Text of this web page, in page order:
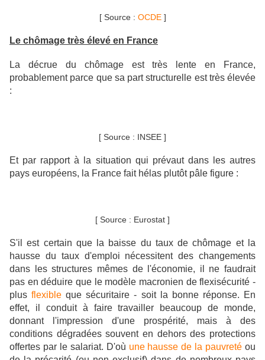
[ Source : OCDE ]
Le chômage très élevé en France
La décrue du chômage est très lente en France,
probablement parce que sa part structurelle est très élevée
:
[ Source : INSEE ]
Et par rapport à la situation qui prévaut dans les autres
pays européens, la France fait hélas plutôt pâle figure :
[ Source : Eurostat ]
S'il est certain que la baisse du taux de chômage et la
hausse du taux d'emploi nécessitent des changements
dans les structures mêmes de l'économie, il ne faudrait
pas en déduire que le modèle macronien de flexisécurité -
plusflexible que sécuritaire - soit la bonne réponse. En
effet, il conduit à faire travailler beaucoup de monde,
donnant l'impression d'une prospérité, mais à des
conditions dégradées souvent en dehors des protections
offertes par le salariat. D'où une hausse de la pauvreté ou